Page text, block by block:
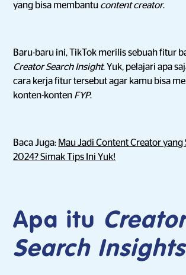
yang bisa membantu content creator.
Baru-baru ini, TikTok merilis sebuah fitur
Creator Search Insight. Yuk, pelajari apa
cara kerja fitur tersebut agar kamu bisa
konten-konten FYP.
Baca Juga: Mau Jadi Content Creator yang
2024? Simak Tips Ini Yuk!
Apa itu
Search Insights